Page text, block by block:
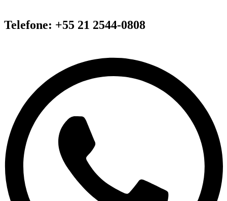
Telefone: +55 21 2544-0808